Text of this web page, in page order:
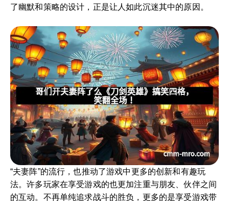
了幽默和策略的设计，正是让人如此沉迷其中的原因。
“夫妻阵”的流行，也推动了游戏中更多的创新和有趣玩
法。许多玩家在享受游戏的也更加注重与朋友、伙伴之间
的互动。不再单纯追求战斗的胜负，更多的是享受游戏带